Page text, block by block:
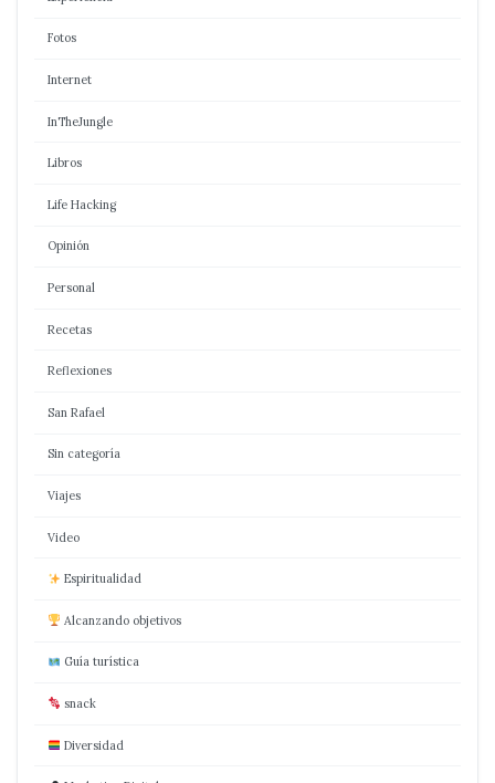
Fotos
Internet
InTheJungle
Libros
Life Hacking
Opinión
Personal
Recetas
Reflexiones
San Rafael
Sin categoría
Viajes
Video
Espiritualidad
Alcanzando objetivos
Guía turística
snack
Diversidad